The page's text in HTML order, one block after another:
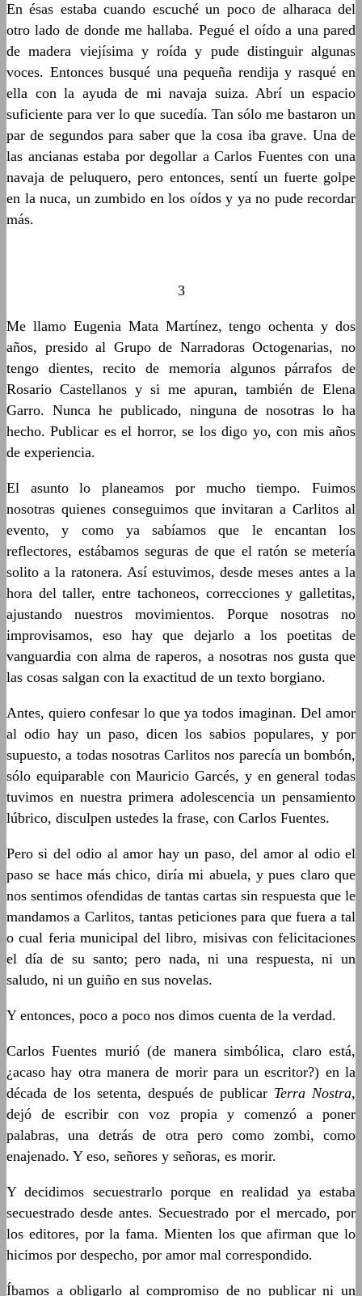
En ésas estaba cuando escuché un poco de alharaca del
otro lado de donde me hallaba. Pegué el oído a una pared
de madera viejísima y roída y pude distinguir algunas
voces. Entonces busqué una pequeña rendija y rasqué en
ella con la ayuda de mi navaja suiza. Abrí un espacio
suficiente para ver lo que sucedía. Tan sólo me bastaron un
par de segundos para saber que la cosa iba grave. Una de
las ancianas estaba por degollar a Carlos Fuentes con una
navaja de peluquero, pero entonces, sentí un fuerte golpe
en la nuca, un zumbido en los oídos y ya no pude recordar
más.
3
Me llamo Eugenia Mata Martínez, tengo ochenta y dos
años, presido al Grupo de Narradoras Octogenarias, no
tengo dientes, recito de memoria algunos párrafos de
Rosario Castellanos y si me apuran, también de Elena
Garro. Nunca he publicado, ninguna de nosotras lo ha
hecho. Publicar es el horror, se los digo yo, con mis años
de experiencia.
El asunto lo planeamos por mucho tiempo. Fuimos
nosotras quienes conseguimos que invitaran a Carlitos al
evento, y como ya sabíamos que le encantan los
reflectores, estábamos seguras de que el ratón se metería
solito a la ratonera. Así estuvimos, desde meses antes a la
hora del taller, entre tachoneos, correcciones y galletitas,
ajustando nuestros movimientos. Porque nosotras no
improvisamos, eso hay que dejarlo a los poetitas de
vanguardia con alma de raperos, a nosotras nos gusta que
las cosas salgan con la exactitud de un texto borgiano.
Antes, quiero confesar lo que ya todos imaginan. Del amor
al odio hay un paso, dicen los sabios populares, y por
supuesto, a todas nosotras Carlitos nos parecía un bombón,
sólo equiparable con Mauricio Garcés, y en general todas
tuvimos en nuestra primera adolescencia un pensamiento
lúbrico, disculpen ustedes la frase, con Carlos Fuentes.
Pero si del odio al amor hay un paso, del amor al odio el
paso se hace más chico, diría mi abuela, y pues claro que
nos sentimos ofendidas de tantas cartas sin respuesta que le
mandamos a Carlitos, tantas peticiones para que fuera a tal
o cual feria municipal del libro, misivas con felicitaciones
el día de su santo; pero nada, ni una respuesta, ni un
saludo, ni un guiño en sus novelas.
Y entonces, poco a poco nos dimos cuenta de la verdad.
Carlos Fuentes murió (de manera simbólica, claro está,
¿acaso hay otra manera de morir para un escritor?) en la
década de los setenta, después de publicar Terra Nostra,
dejó de escribir con voz propia y comenzó a poner
palabras, una detrás de otra pero como zombi, como
enajenado. Y eso, señores y señoras, es morir.
Y decidimos secuestrarlo porque en realidad ya estaba
secuestrado desde antes. Secuestrado por el mercado, por
los editores, por la fama. Mienten los que afirman que lo
hicimos por despecho, por amor mal correspondido.
Íbamos a obligarlo al compromiso de no publicar ni un